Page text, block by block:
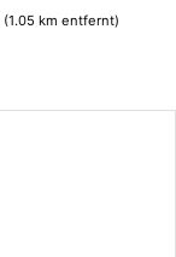
(1.05 km entfernt)